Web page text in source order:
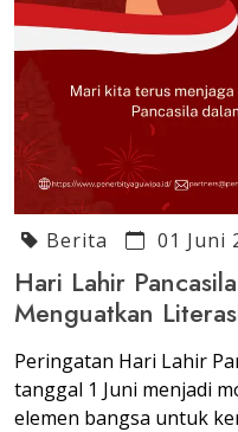
Berita 01 Juni
Hari Lahir
Menguatkan
Peringatan Hari Lahir
tanggal 1 Juni menjadi
elemen bangsa untuk